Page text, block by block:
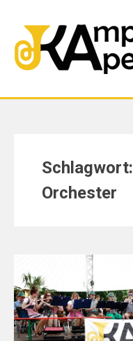
content
Schlagwort:
Orchester